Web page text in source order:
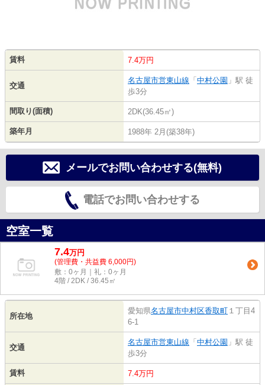
賃料 7.4万円
交通
名古屋市営東山線 「 中村公園 」駅 徒
歩3分
間取り(面積) 2DK(36.45㎡)
築年月 1988年 2月(築38年)
メールでお問い合わせする(無料)
電話でお問い合わせする
空室一覧
7.4万円
(管理費・共益費 6,000円)
敷：0ヶ月｜礼：0ヶ月
4階 / 2DK / 36.45㎡
所在地
愛知県名古屋市中村区香取町 １丁目4
6-1
交通
名古屋市営東山線 「 中村公園 」駅 徒
歩3分
賃料 7.4万円